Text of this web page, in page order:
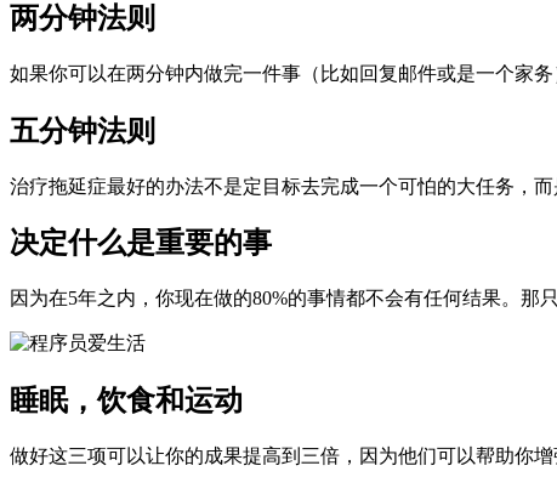
两分钟法则
如果你可以在两分钟内做完一件事（比如回复邮件或是一个家
五分钟法则
治疗拖延症最好的办法不是定目标去完成一个可怕的大任务，
决定什么是重要的事
因为在5年之内，你现在做的80%的事情都不会有任何结果。那
睡眠，饮食和运动
做好这三项可以让你的成果提高到三倍，因为他们可以帮助你增